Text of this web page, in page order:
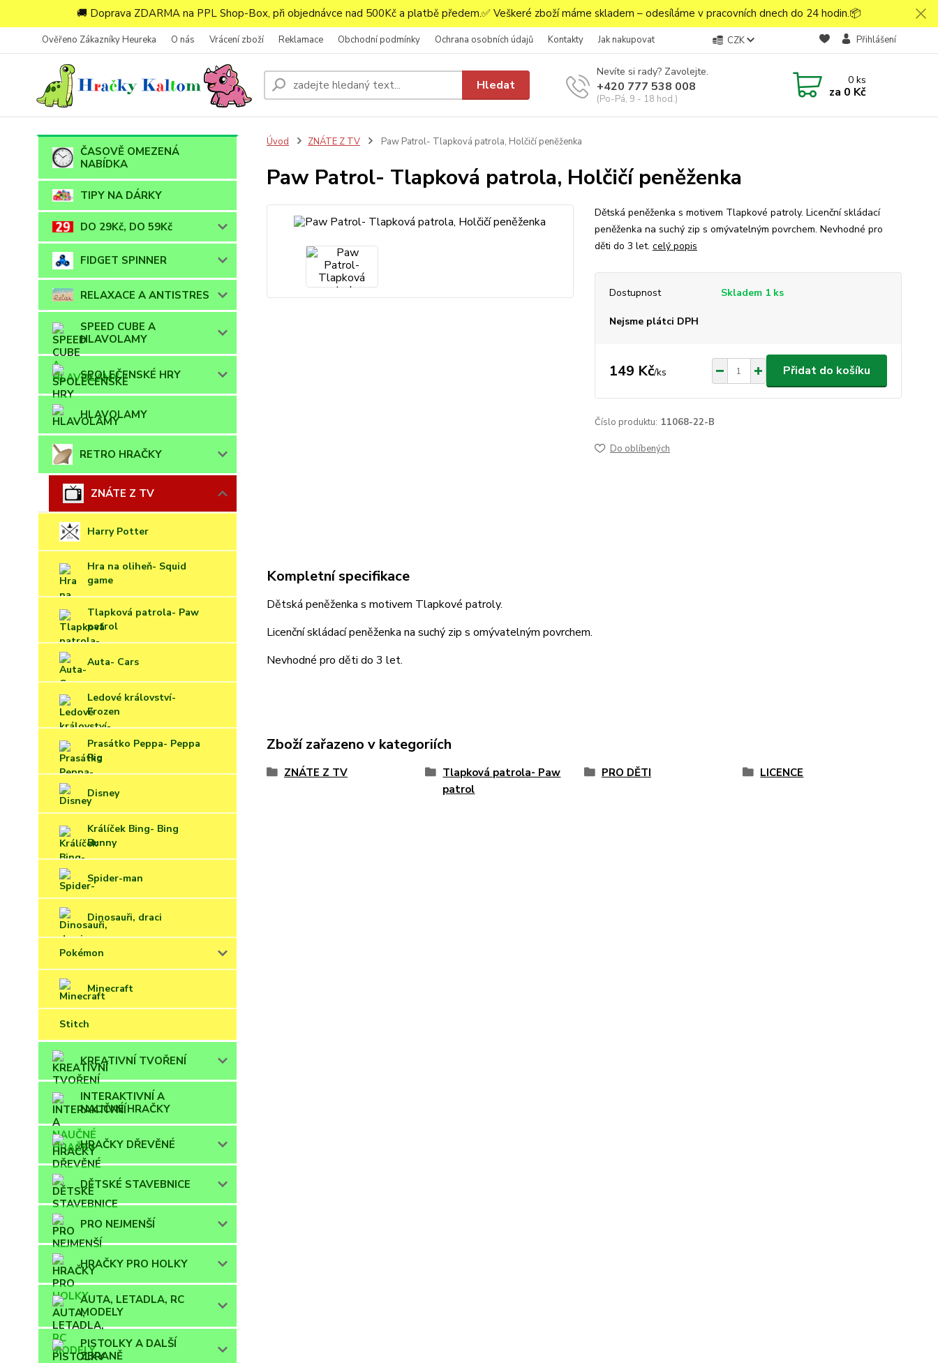
🚚 Doprava ZDARMA na PPL Shop-Box, při objednávce nad 500Kč a platbě předem.✅ Veškeré zboží máme skladem – odesíláme v pracovních dnech do 24 hodin.📦
Ověřeno Zákazníky Heureka O nás Vrácení zboží Reklamace Obchodní podmínky Ochrana osobních údajů Kontakty Jak nakupovat CZK Přihlášení
Hledat
Nevíte si rady? Zavolejte.
+420 777 538 008
(Po-Pá, 9 - 18 hod.)
0ks
za 0 Kč
ČASOVĚ OMEZENÁ
NABÍDKA
TIPY NA DÁRKY
DO 29Kč, DO 59Kč
FIDGET SPINNER
RELAXACE A ANTISTRES
SPEED CUBE A
HLAVOLAMY
SPOLEČENSKÉ HRY
HLAVOLAMY
RETRO HRAČKY
ZNÁTE Z TV
Harry Potter
Hra na oliheň- Squid
game
Tlapková patrola- Paw
patrol
Auta- Cars
Ledové království-
Frozen
Prasátko Peppa- Peppa
Pig
Disney
Králíček Bing- Bing
Bunny
Spider-man
Dinosauři, draci
Pokémon
Minecraft
Stitch
KREATIVNÍ TVOŘENÍ
INTERAKTIVNÍ A
NAUČNÉ HRAČKY
HRAČKY DŘEVĚNÉ
DĚTSKÉ STAVEBNICE
PRO NEJMENŠÍ
HRAČKY PRO HOLKY
AUTA, LETADLA, RC
MODELY
PISTOLKY A DALŠÍ
ZBRANĚ
Úvod ZNÁTE Z TV Paw Patrol- Tlapková patrola, Holčičí peněženka
Paw Patrol- Tlapková patrola, Holčičí peněženka
Dětská peněženka s motivem Tlapkové patroly. Licenční skládací
peněženka na suchý zip s omývatelným povrchem. Nevhodné pro
děti do 3 let. celý popis
Dostupnost Skladem 1 ks
Nejsme plátci DPH
149 Kč/ks Přidat do košíku
Číslo produktu: 11068-22-B
Do oblíbených
Kompletní specifikace
Dětská peněženka s motivem Tlapkové patroly.
Licenční skládací peněženka na suchý zip s omývatelným povrchem.
Nevhodné pro děti do 3 let.
Zboží zařazeno v kategoriích
ZNÁTE Z TV
Tlapková patrola- Paw
patrol
PRO DĚTI LICENCE